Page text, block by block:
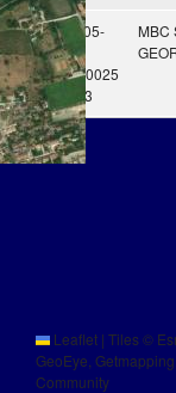
Leaflet | Tiles ©
GeoEye,
Community
2013-05-
25
16:00:0025
Mai. 13
MBC